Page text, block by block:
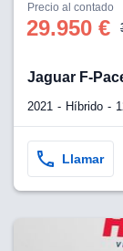
Precio al contado
29.950 €
Jaguar F-
2021 Híbrido
Llamar